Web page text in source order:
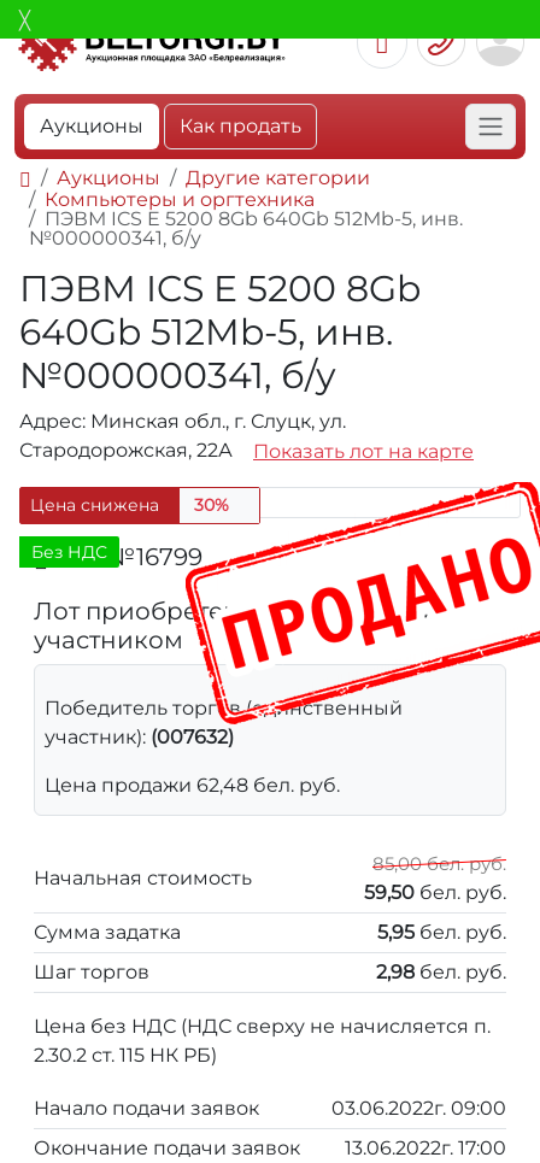
Аукционы Как продать
Аукционы
Другие категории
Компьютеры и оргтехника
ПЭВМ ICS E 5200 8Gb 640Gb 512Mb-5, инв.
№000000341, б/у
ПЭВМ ICS E 5200 8Gb
640Gb 512Mb-5, инв.
№000000341, б/у
Адрес: Минская обл., г. Слуцк, ул.
Стародорожская, 22А
Показать лот на карте
Цена снижена 30%
Без НДС
Лот №16799 491
Лот приобретен единственным
участником
Победитель торгов (единственный
участник): (007632)
Цена продажи 62,48 бел. руб.
Начальная стоимость
85,00 бел. руб.
59,50 бел. руб.
Сумма задатка
5,95 бел. руб.
Шаг торгов
2,98 бел. руб.
Цена без НДС (НДС сверху не начисляется п.
2.30.2 ст. 115 НК РБ)
Начало подачи заявок
03.06.2022г. 09:00
Окончание подачи заявок
13.06.2022г. 17:00